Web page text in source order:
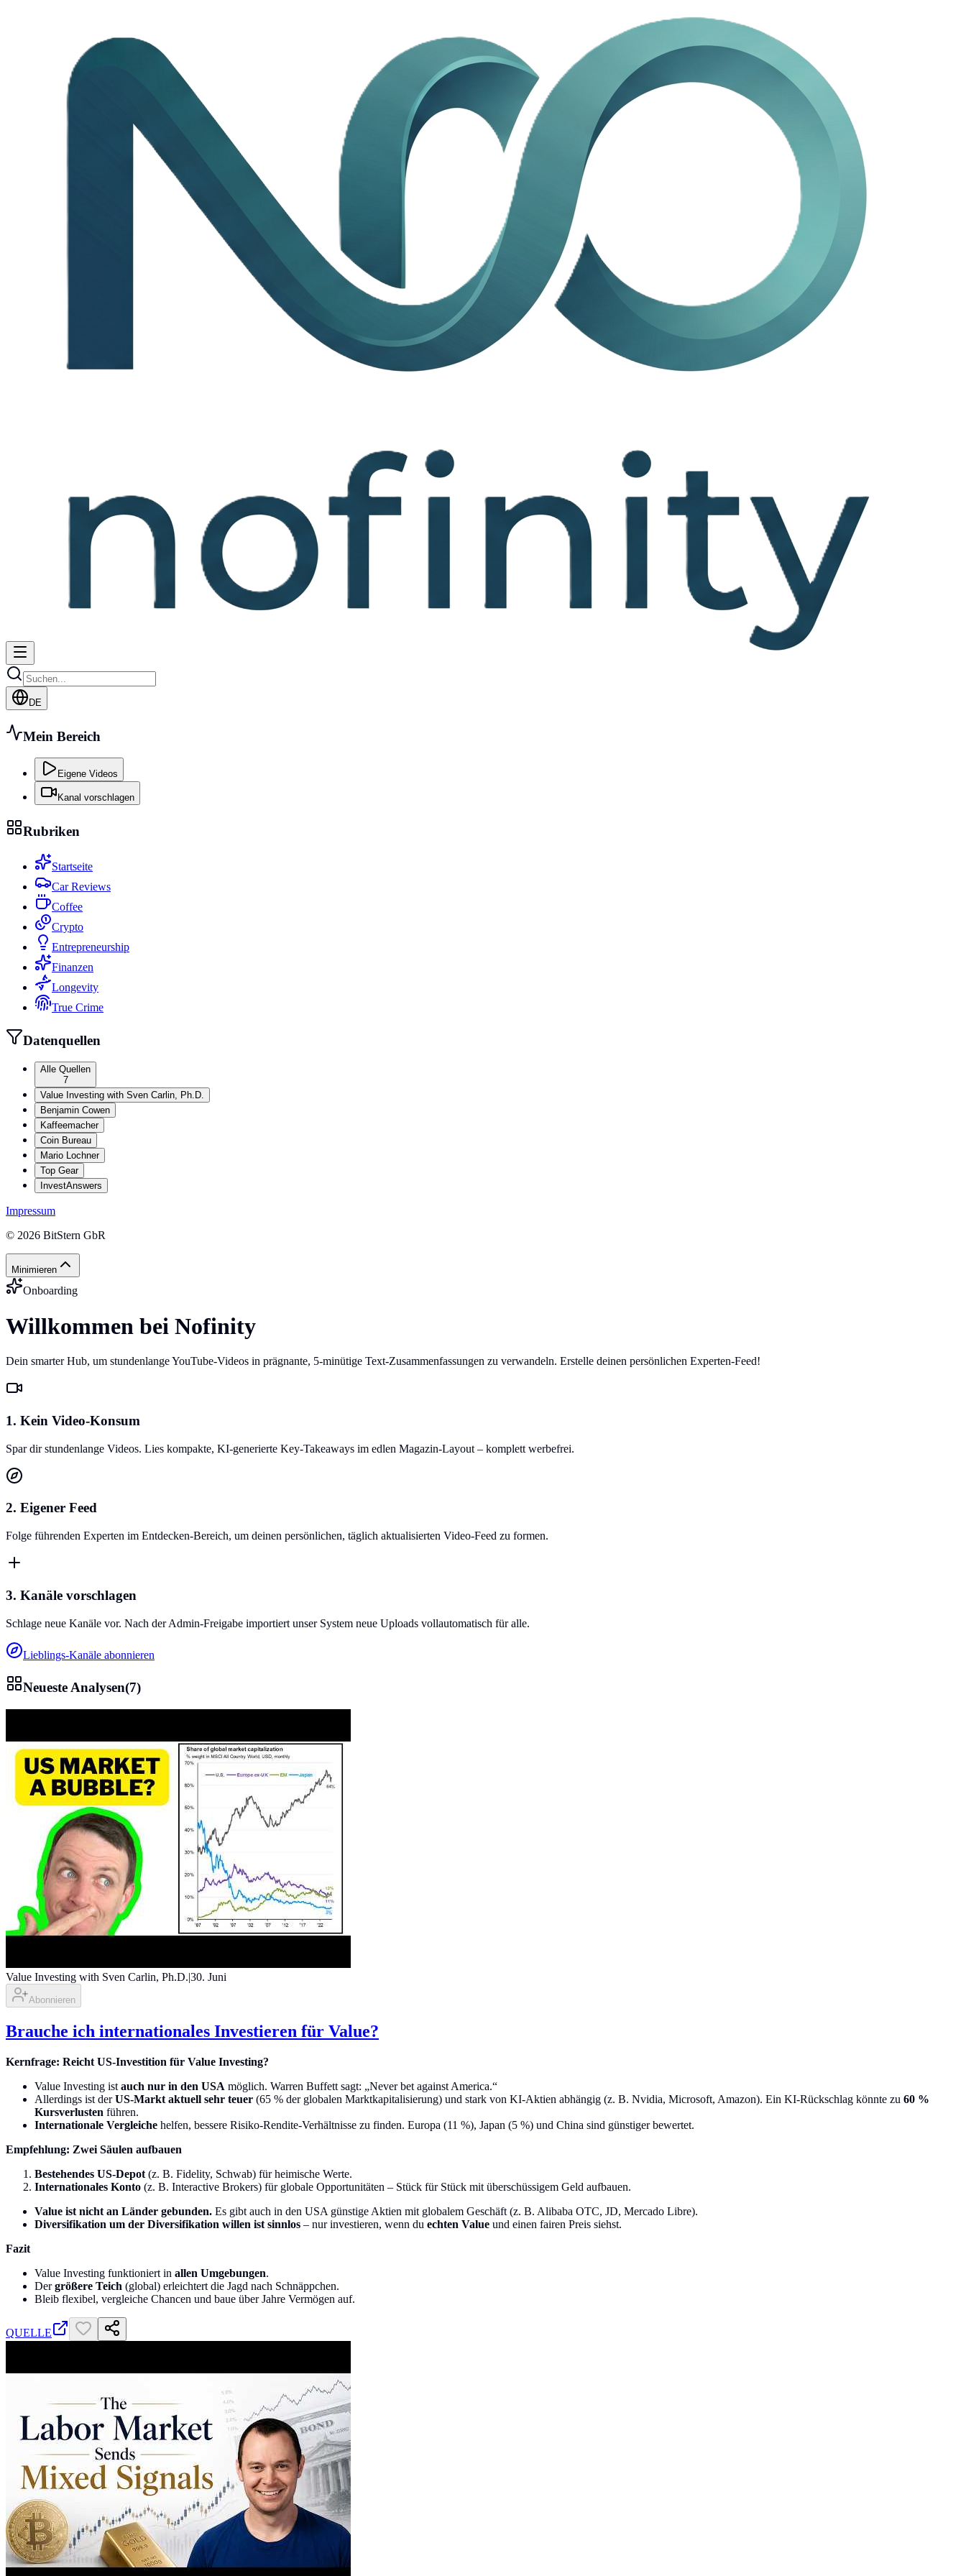
DE
Mein Bereich
Eigene Videos
Kanal vorschlagen
Rubriken
Startseite
Car Reviews
Coffee
Crypto
Entrepreneurship
Finanzen
Longevity
True Crime
Datenquellen
Alle Quellen
7
Value Investing with Sven Carlin, Ph.D.
Benjamin Cowen
Kaffeemacher
Coin Bureau
Mario Lochner
Top Gear
InvestAnswers
Impressum
© 2026 BitStern GbR
Minimieren
Onboarding
Willkommen bei Nofinity
Dein smarter Hub, um stundenlange YouTube-Videos in prägnante, 5-minütige Text-Zusammenfassungen zu verwandeln. Erstelle deinen persönlichen Experten-Feed!
1. Kein Video-Konsum
Spar dir stundenlange Videos. Lies kompakte, KI-generierte Key-Takeaways im edlen Magazin-Layout – komplett werbefrei.
2. Eigener Feed
Folge führenden Experten im Entdecken-Bereich, um deinen persönlichen, täglich aktualisierten Video-Feed zu formen.
3. Kanäle vorschlagen
Schlage neue Kanäle vor. Nach der Admin-Freigabe importiert unser System neue Uploads vollautomatisch für alle.
Lieblings-Kanäle abonnieren
Neueste Analysen(7)
Value Investing with Sven Carlin, Ph.D.|30. Juni
Abonnieren
Brauche ich internationales Investieren für Value?
Kernfrage: Reicht US-Investition für Value Investing?
Value Investing ist auch nur in den USA möglich. Warren Buffett sagt: „Never bet against America.“
Allerdings ist derUS-Markt aktuell sehr teuer (65 % der globalen Marktkapitalisierung) und stark von KI-Aktien abhängig (z. B. Nvidia, Microsoft, Amazon). Ein KI-Rückschlag könnte zu 60 %
Kursverlusten führen.
Internationale Vergleiche helfen, bessere Risiko-Rendite-Verhältnisse zu finden. Europa (11 %), Japan (5 %) und China sind günstiger bewertet.
Empfehlung: Zwei Säulen aufbauen
Bestehendes US-Depot (z. B. Fidelity, Schwab) für heimische Werte.
Internationales Konto (z. B. Interactive Brokers) für globale Opportunitäten – Stück für Stück mit überschüssigem Geld aufbauen.
Value ist nicht an Länder gebunden. Es gibt auch in den USA günstige Aktien mit globalem Geschäft (z. B. Alibaba OTC, JD, Mercado Libre).
Diversifikation um der Diversifikation willen ist sinnlos – nur investieren, wenn du echten Value und einen fairen Preis siehst.
Fazit
Value Investing funktioniert in allen Umgebungen.
Dergrößere Teich (global) erleichtert die Jagd nach Schnäppchen.
Bleib flexibel, vergleiche Chancen und baue über Jahre Vermögen auf.
QUELLE